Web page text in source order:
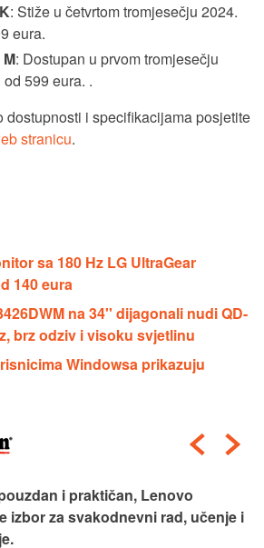
: Stiže u četvrtom tromjesečju 2024.
eura.
: Dostupan u prvom tromjesečju
599 eura. .
dostupnosti i specifikacijama posjetite
stranicu.
sa 180 Hz LG UltraGear
140 eura
na 34'' dijagonali nudi QD-
brz odziv i visoku svjetlinu
Windowsa prikazuju
i praktičan, Lenovo
izbor za svakodnevni rad, učenje i